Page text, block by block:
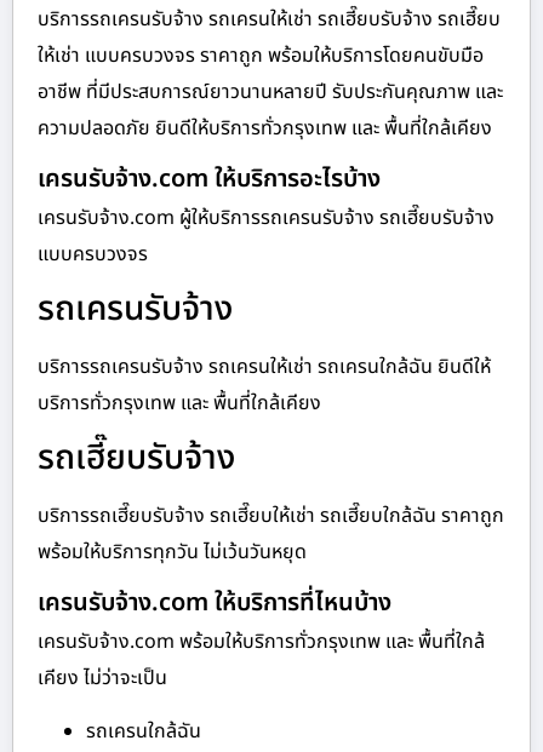
บริการรถเครนรับจ้าง รถเครนให้เช่า รถเฮี๊ยบรับจ้าง รถเฮี๊ยบ
ให้เช่า แบบครบวงจร ราคาถูก พร้อมให้บริการโดยคนขับมือ
อาชีพ ที่มีประสบการณ์ยาวนานหลายปี รับประกันคุณภาพ และ
ความปลอดภัย ยินดีให้บริการทั่วกรุงเทพ และ พื้นที่ใกล้เคียง
เครนรับจ้าง.com ให้บริการอะไรบ้าง
เครนรับจ้าง.com ผู้ให้บริการรถเครนรับจ้าง รถเฮี๊ยบรับจ้าง
แบบครบวงจร
รถเครนรับจ้าง
บริการรถเครนรับจ้าง รถเครนให้เช่า รถเครนใกล้ฉัน ยินดีให้
บริการทั่วกรุงเทพ และ พื้นที่ใกล้เคียง
รถเฮี๊ยบรับจ้าง
บริการรถเฮี๊ยบรับจ้าง รถเฮี๊ยบให้เช่า รถเฮี๊ยบใกล้ฉัน ราคาถูก
พร้อมให้บริการทุกวัน ไม่เว้นวันหยุด
เครนรับจ้าง.com ให้บริการที่ไหนบ้าง
เครนรับจ้าง.com พร้อมให้บริการทั่วกรุงเทพ และ พื้นที่ใกล้
เคียง ไม่ว่าจะเป็น
รถเครนใกล้ฉัน